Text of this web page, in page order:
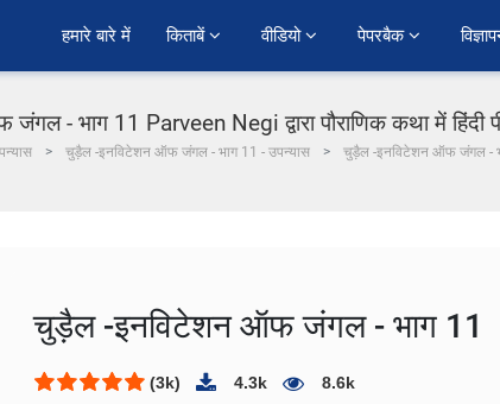
हमारे बारे में किताबें वीडियो पेपरबैक
- भाग 11 Parveen Negi द्वारा पौराणिक कथा में हिंदी
चुड़ैल -इनविटेशन ऑफ जंगल - भाग 11 - उपन्यास चुड़ैल -इनविटेशन ऑफ जंगल -
चुड़ैल -इनविटेशन ऑफ जंगल - भाग 11
(3k) 4.3k 8.6k